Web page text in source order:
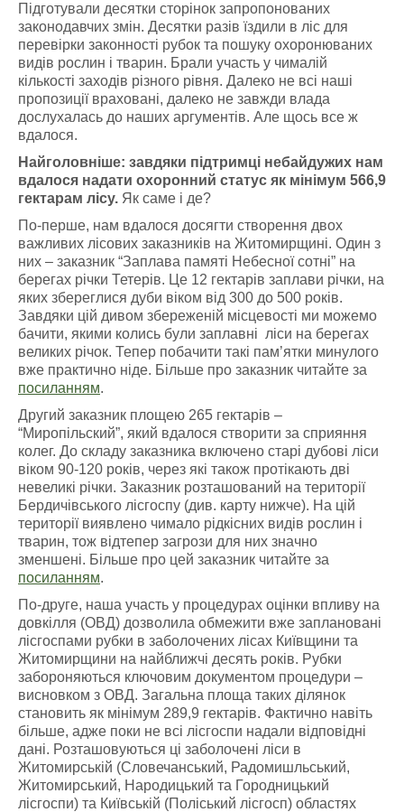
Підготували десятки сторінок запропонованих
законодавчих змін. Десятки разів їздили в ліс для
перевірки законності рубок та пошуку охоронюваних
видів рослин і тварин. Брали участь у чималій
кількості заходів різного рівня. Далеко не всі наші
пропозиції враховані, далеко не завжди влада
дослухалась до наших аргументів. Але щось все ж
вдалося.
Найголовніше: завдяки підтримці небайдужих нам
вдалося надати охоронний статус як мінімум 566,9
гектарам лісу. Як саме і де?
По-перше, нам вдалося досягти створення двох
важливих лісових заказників на Житомирщині. Один з
них – заказник “Заплава памяті Небесної сотні” на
берегах річки Тетерів. Це 12 гектарів заплави річки, на
яких збереглися дуби віком від 300 до 500 років.
Завдяки цій дивом збереженій місцевості ми можемо
бачити, якими колись були заплавні ліси на берегах
великих річок. Тепер побачити такі пам’ятки минулого
вже практично ніде. Більше про заказник читайте за
посиланням.
Другий заказник площею 265 гектарів –
“Миропільский”, який вдалося створити за сприяння
колег. До складу заказника включено старі дубові ліси
віком 90-120 років, через які також протікають дві
невеликі річки. Заказник розташований на території
Бердичівського лісгоспу (див. карту нижче). На цій
території виявлено чимало рідкісних видів рослин і
тварин, тож відтепер загрози для них значно
зменшені. Більше про цей заказник читайте за
посиланням.
По-друге, наша участь у процедурах оцінки впливу на
довкілля (ОВД) дозволила обмежити вже заплановані
лісгоспами рубки в заболочених лісах Київщини та
Житомирщини на найближчі десять років. Рубки
забороняються ключовим документом процедури –
висновком з ОВД. Загальна площа таких ділянок
становить як мінімум 289,9 гектарів. Фактично навіть
більше, адже поки не всі лісгоспи надали відповідні
дані. Розташовуються ці заболочені ліси в
Житомирській (Словечанський, Радомишльський,
Житомирський, Народицький та Городницький
лісгоспи) та Київській (Поліський лісгосп) областях